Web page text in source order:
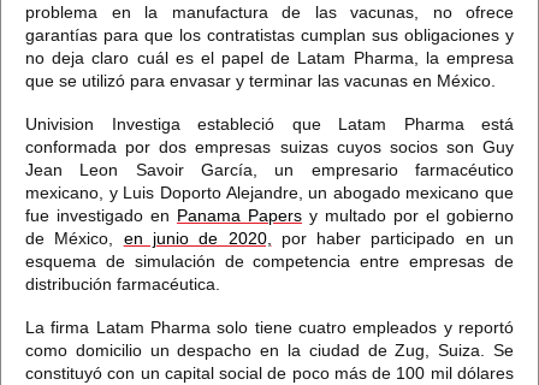
problema en la manufactura de las vacunas, no ofrece
garantías para que los contratistas cumplan sus obligaciones y
no deja claro cuál es el papel de Latam Pharma, la empresa
que se utilizó para envasar y terminar las vacunas en México.
Univision Investiga estableció que Latam Pharma está
conformada pordos empresas suizas cuyos socios son Guy
Jean Leon Savoir García, un empresario farmacéutico
mexicano, y Luis Doporto Alejandre, un abogado mexicano que
fue investigado en Panama Papers y multado por el gobierno
de México, en junio de 2020,
por haber participado en un
esquema de simulación de competencia entre empresas de
distribución farmacéutica.
La firma Latam Pharma solo tiene cuatro empleados y reportó
como domicilio un despacho en la ciudad de Zug, Suiza. Se
constituyó con un capital social de poco más de 100 mil dólares